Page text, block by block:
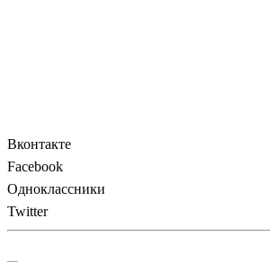
Вконтакте
Facebook
Одноклассники
Twitter